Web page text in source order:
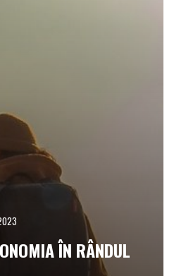
ÎN RÂNDUL